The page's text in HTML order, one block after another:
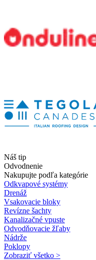
Náš tip
Odvodnenie
Nakupujte podľa kategórie
Odkvapové systémy
Drenáž
Vsakovacie bloky
Revízne šachty
Kanalizačné vpuste
Odvodňovacie žľaby
Nádrže
Poklopy
Zobraziť všetko >